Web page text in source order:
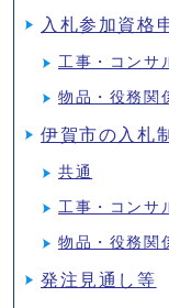
入札参加資格
工事・コンサ
物品・役務関
伊賀市の入札
共通
工事・コンサ
物品・役務関
発注見通し等